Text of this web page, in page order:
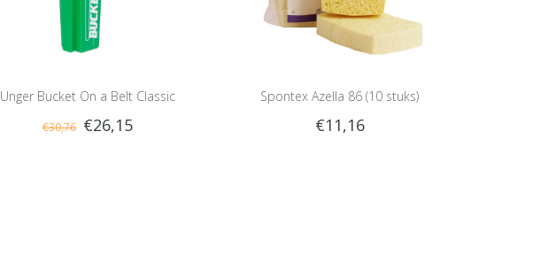
Unger Bucket On a Belt Classic
€30,76 €26,15
Spontex Azella 86 (10 stuks)
€11,16